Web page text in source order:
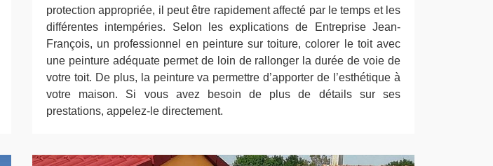
protection appropriée, il peut être rapidement affecté par le temps et les
différentes intempéries. Selon les explications de Entreprise Jean-
François, un professionnel en peinture sur toiture, colorer le toit avec
une peinture adéquate permet de loin de rallonger la durée de voie de
votre toit. De plus, la peinture va permettre d’apporter de l’esthétique à
votre maison. Si vous avez besoin de plus de détails sur ses
prestations, appelez-le directement.